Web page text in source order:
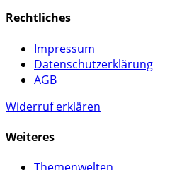
Rechtliches
Impressum
Datenschutzerklärung
AGB
Widerruf erklären
Weiteres